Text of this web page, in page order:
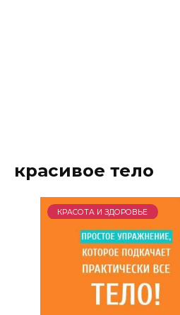
красивое тело
КРАСОТА И ЗДОРОВЬЕ